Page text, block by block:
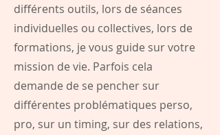
différents outils, lors de séances
individuelles ou collectives, lors de
formations, je vous guide sur votre
mission de vie. Parfois cela
demande de se pencher sur
différentes problématiques perso,
pro, sur un timing, sur des relations,